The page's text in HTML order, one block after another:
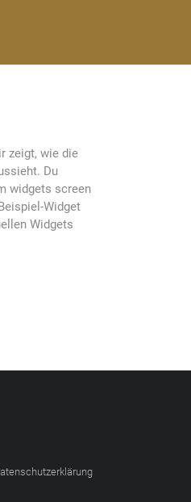
zeigt, wie die
Du
widgets screen
Widget
Widgets